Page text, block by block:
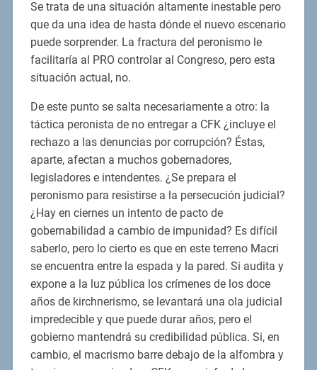
Se trata de una situación altamente inestable pero
que da una idea de hasta dónde el nuevo escenario
puede sorprender. La fractura del peronismo le
facilitaría al PRO controlar al Congreso, pero esta
situación actual, no.
De este punto se salta necesariamente a otro: la
táctica peronista de no entregar a CFK ¿incluye el
rechazo a las denuncias por corrupción? Éstas,
aparte, afectan a muchos gobernadores,
legisladores e intendentes. ¿Se prepara el
peronismo para resistirse a la persecución judicial?
¿Hay en ciernes un intento de pacto de
gobernabilidad a cambio de impunidad? Es difícil
saberlo, pero lo cierto es que en este terreno Macri
se encuentra entre la espada y la pared. Si audita y
expone a la luz pública los crímenes de los doce
años de kirchnerismo, se levantará una ola judicial
impredecible y que puede durar años, pero el
gobierno mantendrá su credibilidad pública. Si, en
cambio, el macrismo barre debajo de la alfombra y